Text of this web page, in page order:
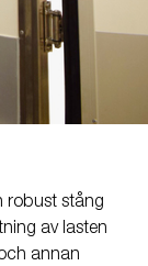
robust stång
av lasten
annan